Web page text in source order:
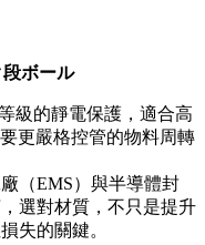
ボール
級的靜電保護，適合高
更嚴格控管的物料周轉
（EMS）與半導體封
選對材質，不只是提升
失的關鍵。